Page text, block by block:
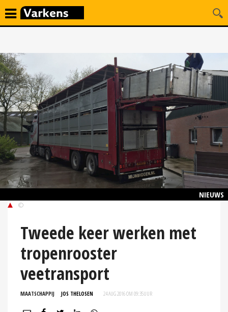
NIEUWS
©
Tweede keer werken met
tropenrooster
veetransport
MAATSCHAPPIJ JOS THELOSEN 24 AUG 2016 OM 09:35UUR